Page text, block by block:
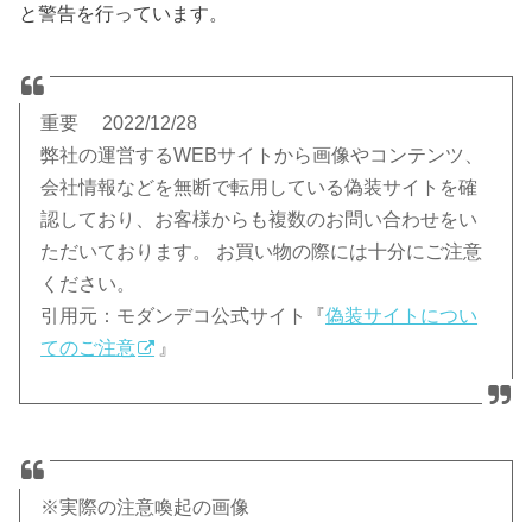
と警告を行っています。
重要 2022/12/28
弊社の運営するWEBサイトから画像やコンテンツ、
会社情報などを無断で転用している偽装サイトを確
認しており、お客様からも複数のお問い合わせをい
ただいております。 お買い物の際には十分にご注意
ください。
引用元：モダンデコ公式サイト『偽装サイトについ
てのご注意
』
※実際の注意喚起の画像